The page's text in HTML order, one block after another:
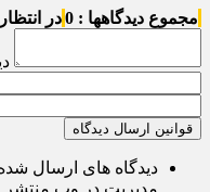
مجموع دیدگاهها : 0 در
قوانین ارسال دیدگاه
دیدگاه های ارسال